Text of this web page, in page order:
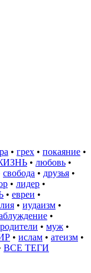
• грех • покаяние •
• любовь •
свобода • друзья •
• лидер •
• евреи •
• иудаизм •
•
родители • муж •
• ислам • атеизм •
ВСЕ ТЕГИ